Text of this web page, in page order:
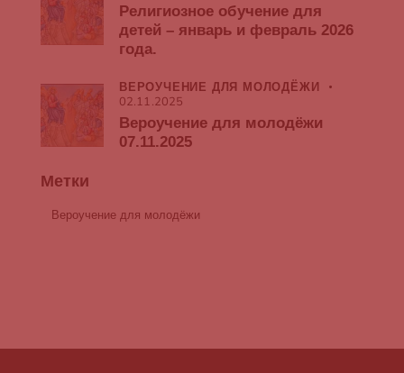
Религиозное обучение для
детей – январь и февраль 2026
года.
ВЕРОУЧЕНИЕ ДЛЯ МОЛОДЁЖИ
02.11.2025
Вероучение для молодёжи
07.11.2025
Метки
Вероучение для молодёжи